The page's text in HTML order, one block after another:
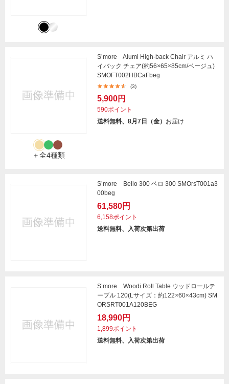
＋全4種類
S’more Alumi High-back Chair アルミ ハ
イバック チェア(約56×65×85cm/ベージュ)
SMOFT002HBCaFbeg
(3)
5,900円
590ポイント
送料無料、8月7日（金） お届け
S’more Bello 300 ベロ 300 SMOrsT001a3
00beg
61,580円
6,158ポイント
送料無料、入荷次第出荷
S’more Woodi Roll Table ウッドロールテ
ーブル 120(Lサイズ：約122×60×43cm) SM
ORSRT001A120BEG
18,990円
1,899ポイント
送料無料、入荷次第出荷